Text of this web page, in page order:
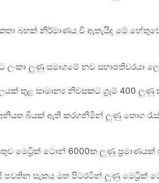
බහක් නිර්මාණය වී ඇතැයිද මේ
ලුණු සමාගමේ නව සභාපතිවරයා
තුළ සාමාන්‍ය නිවසකට ග්‍රෑම් 400
බියක් ඇති කරගනිමින් ලුණු තොග
මෙට්‍රික් ටොන් 6000ක ලුණු ප්‍රමාණයක්
සැකය මත පිටරටින් ලුණු මෙට්‍රික්